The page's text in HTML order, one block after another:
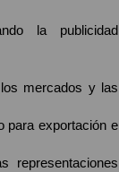
la publicidad
mercados y las
para exportación e
representaciones